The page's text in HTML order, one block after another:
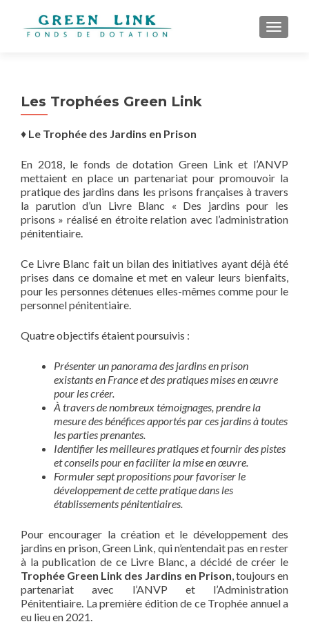
Les Trophées Green Link
♦ Le Trophée des Jardins en Prison
En 2018, le fonds de dotation Green Link et l’ANVP
mettaient en place un partenariat pour promouvoir la
pratique des jardins dans les prisons françaises à travers
la parution d’un Livre Blanc « Des jardins pour les
prisons » réalisé en étroite relation avec l’administration
pénitentiaire.
Ce Livre Blanc fait un bilan des initiatives ayant déjà été
prises dans ce domaine et met en valeur leurs bienfaits,
pour les personnes détenues elles-mêmes comme pour le
personnel pénitentiaire.
Quatre objectifs étaient poursuivis :
Présenter un panorama des jardins en prison
existants en France et des pratiques mises en œuvre
pour les créer.
À travers de nombreux témoignages, prendre la
mesure des bénéfices apportés par ces jardins à toutes
les parties prenantes.
Identifier les meilleures pratiques et fournir des pistes
et conseils pour en faciliter la mise en œuvre.
Formuler sept propositions pour favoriser le
développement de cette pratique dans les
établissements pénitentiaires.
Pour encourager la création et le développement des
jardins en prison, Green Link, qui n’entendait pas en rester
à la publication de ce Livre Blanc, a décidé de créer le
Trophée Green Link des Jardins en Prison, toujours en
partenariat avec l’ANVP et l’Administration
Pénitentiaire. La première édition de ce Trophée annuel a
eu lieu en 2021.